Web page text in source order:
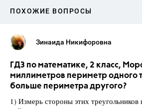
ПОХОЖИЕ ВОПРОСЫ
Зинаида Никифоровна
ГДЗ по математике, 2 класс,
миллиметров периметр одного
больше периметра другого?
1) Измерь стороны этих